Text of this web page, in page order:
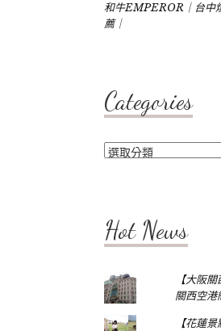
和牛EMPEROR｜台中
薦｜
Categories
Categories
Hot News
【大阪
關西空港
【花蓮